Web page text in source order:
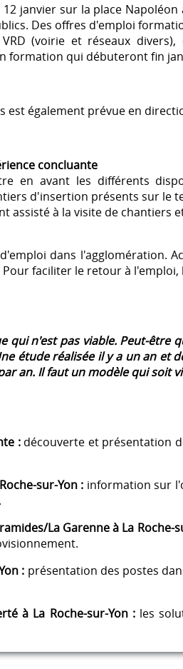
janvier sur la place
Des offres d'emploi
(voirie et réseaux
formation qui débuteront fin
est également prévue en
concluante
en avant les différents
d'insertion présents sur le
assisté à la visite de chantiers
dans l'agglomération.
faciliter le retour à
qui n'est pas viable. Peut-être
étude réalisée il y a un an et
an. Il faut un modèle qui soit
:découverte et présentation
sur-Yon : information sur
La Garenne à La Roche-
: présentation des postes
à La Roche-sur-Yon :les